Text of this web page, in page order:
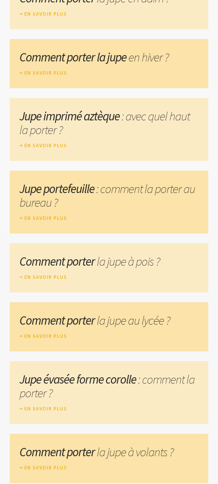
EN SAVOIR PLUS
Comment porter la jupeen hiver ?
EN SAVOIR PLUS
Jupe imprimé aztèque: avec quel haut
la porter ?
EN SAVOIR PLUS
Jupe portefeuille: comment la porter au
bureau ?
EN SAVOIR PLUS
Comment porterla jupe à pois ?
EN SAVOIR PLUS
Comment porterla jupe au lycée ?
EN SAVOIR PLUS
Jupe évasée forme corolle: comment la
porter ?
EN SAVOIR PLUS
Comment porterla jupe à volants ?
EN SAVOIR PLUS